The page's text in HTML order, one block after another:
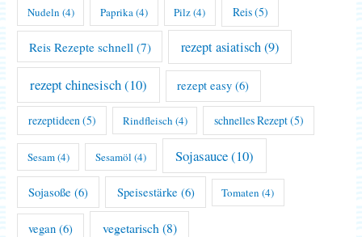
Nudeln (4) Paprika(4) Pilz(4) Reis(5)
Reis Rezepte schnell (7) rezept asiatisch(9)
rezept chinesisch(10) rezept easy (6)
rezeptideen (5) Rindfleisch (4) schnelles Rezept(5)
Sesam(4) Sesamöl (4) Sojasauce(10)
Sojasoße (6) Speisestärke (6) Tomaten (4)
vegan (6) vegetarisch (8)